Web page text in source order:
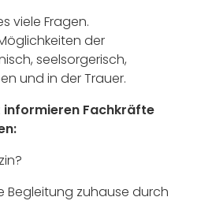
viele Fragen.
der
seelsorgerisch,
und in der Trauer.
Fachkräfte
Begleitung zuhause durch